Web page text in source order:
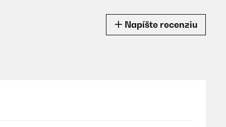
Napíšte recenziu